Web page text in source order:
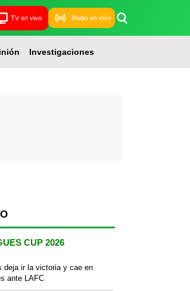
TV en vivo Radio en vivo
Investigaciones
CUP 2026
deja ir la victoria y cae en
ante LAFC